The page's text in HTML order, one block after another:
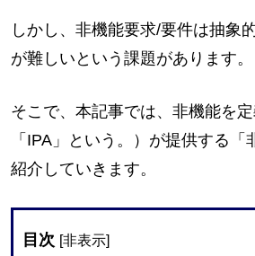
しかし、非機能要求/要件は抽象
が難しいという課題があります。
そこで、本記事では、非機能を
「IPA」という。）が提供する
紹介していきます。
目次 [非表示]